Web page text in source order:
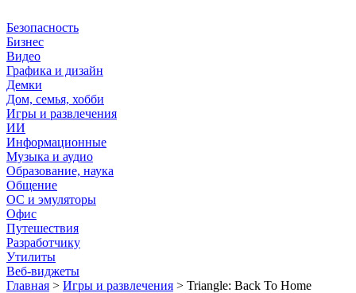
Безопасность
Бизнес
Видео
Графика и дизайн
Демки
Дом, семья, хобби
Игры и развлечения
ИИ
Информационные
Музыка и аудио
Образование, наука
Общение
ОС и эмуляторы
Офис
Путешествия
Разработчику
Утилиты
Веб-виджеты
Главная > Игры и развлечения > Triangle: Back To Home